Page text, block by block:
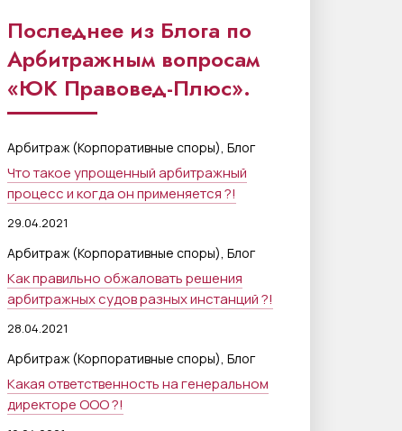
Последнее из Блога по
Арбитражным вопросам
«ЮК Правовед-Плюс».
Арбитраж (Корпоративные споры), Блог
Что такое упрощенный арбитражный
процесс и когда он применяется ?!
29.04.2021
Арбитраж (Корпоративные споры), Блог
Как правильно обжаловать решения
арбитражных судов разных инстанций ?!
28.04.2021
Арбитраж (Корпоративные споры), Блог
Какая ответственность на генеральном
директоре ООО ?!